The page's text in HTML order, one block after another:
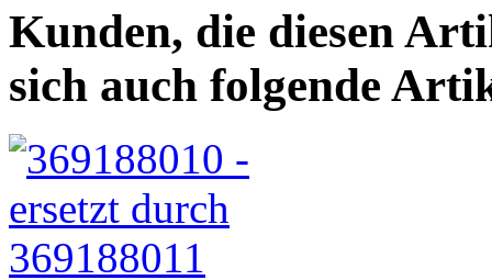
Kunden, die diesen
sich auch folgende